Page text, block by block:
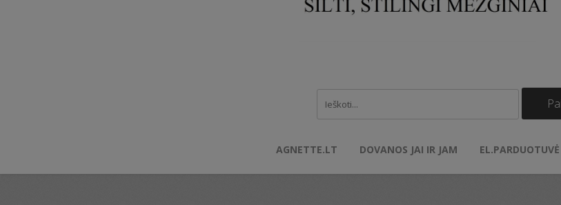
AGNETTE.LT DOVANOS JAI IR JAM EL.PARDUOTUVĖ